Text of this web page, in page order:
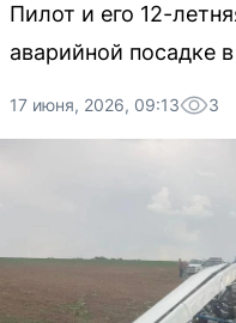
Пилот и его 12-
аварийной посадке
17 июня, 2026, 09:13 3